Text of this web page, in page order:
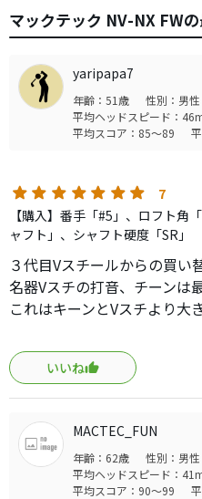
マックテック NV-NX FW
yaripapa7
年齢：51歳 性別：男性
平均ヘッドスピード：
平均スコア：85～89
7
【購入】番手「#5」、ロフト角
ャフト」、シャフト硬度「SR」
３代目Vスチールからの買い
名器Vスチの打音、チーンは
これはキーンとVスチより大
個人的にはこれくらい音が
お気に入りです。
打感はVスチよりぼやけてます
Vスチより一回りフェイス面
最近のFWは全然もっとフェ
打感との調和ではこれくら
ん。
ただし３Wだけは個体差だ
いいね
MACTEC_FUN
年齢：62歳 性別：男性
平均ヘッドスピード：
平均スコア：90～99